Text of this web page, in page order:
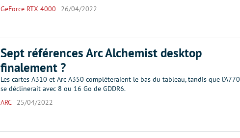
GeForce RTX 4000
26/04/2022
Sept références Arc Alchemist desktop
finalement ?
Les cartes A310 et Arc A350 complèteraient le bas du tableau, tandis que l'A770
se déclinerait avec 8 ou 16 Go de GDDR6.
ARC
25/04/2022